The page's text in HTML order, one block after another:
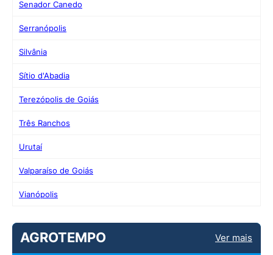
Senador Canedo
Serranópolis
Silvânia
Sítio d'Abadia
Terezópolis de Goiás
Três Ranchos
Urutaí
Valparaíso de Goiás
Vianópolis
AGROTEMPO Ver mais